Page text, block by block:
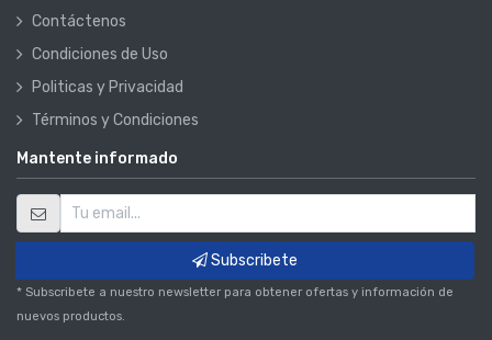
Contáctenos
Condiciones de Uso
Politicas y Privacidad
Términos y Condiciones
Mantente informado
Subscribete
* Subscribete a nuestro newsletter para obtener ofertas y información de
nuevos productos.